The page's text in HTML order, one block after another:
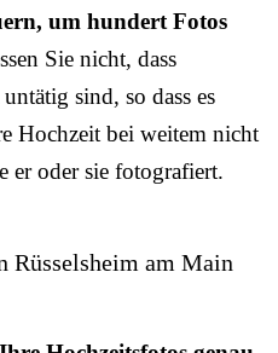
um hundert Fotos
Sie nicht, dass
sind, so dass es
Hochzeit bei weitem nicht
er oder sie fotografiert.